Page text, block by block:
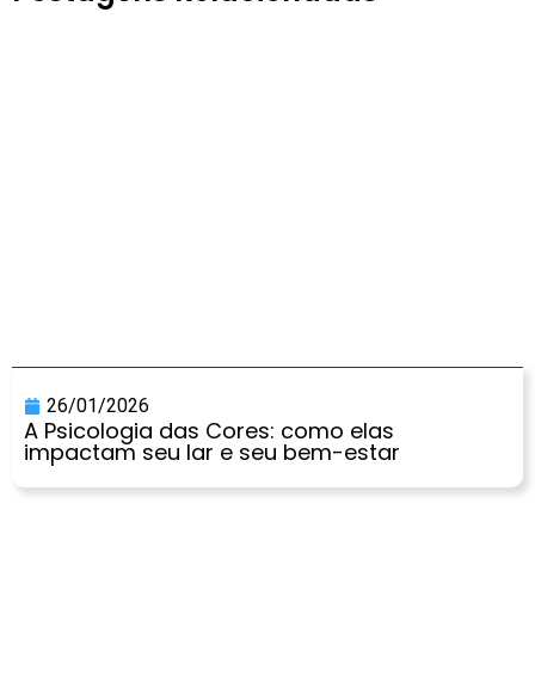
26/01/2026
A Psicologia das Cores: como elas
impactam seu lar e seu bem-estar